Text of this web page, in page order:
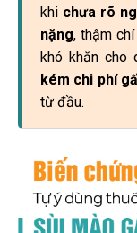
khi chưa rõ
nặng, thậm
khó khăn cho
kém chi phí
từ đầu.